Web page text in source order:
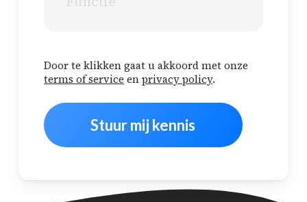
Door te klikken gaat u akkoord met onze
terms of service enprivacy policy.